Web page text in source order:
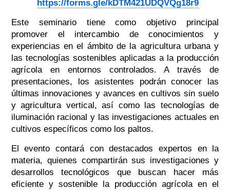
https://forms.gle/kDTM421UDQVQg18r9
Este seminario tiene como objetivo principal
promover el intercambio de conocimientos y
experiencias en el ámbito de la agricultura urbana y
las tecnologías sostenibles aplicadas a la producción
agrícola en entornos controlados. A través de
presentaciones, los asistentes podrán conocer las
últimas innovaciones y avances en cultivos sin suelo
y agricultura vertical, así como las tecnologías de
iluminación racional y las investigaciones actuales en
cultivos específicos como los paltos.
El evento contará con destacados expertos en la
materia, quienes compartirán sus investigaciones y
desarrollos tecnológicos que buscan hacer más
eficiente y sostenible la producción agrícola en el